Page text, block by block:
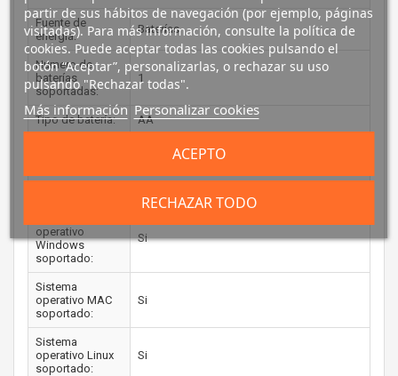
Fuente de
energía:
Baterías
Numero de
baterías
soportadas:
1
Tipo de batería: AA
12 mes(es)
operativo
Windows
soportado:
Si
Sistema
operativo MAC
soportado:
Si
Sistema
operativo Linux
soportado:
Si
partir de sus hábitos de navegación (por ejemplo, páginas
visitadas). Para más información, consulte la política de
cookies. Puede aceptar todas las cookies pulsando el
botón “Aceptar”, personalizarlas, o rechazar su uso
pulsando "Rechazar todas".
Más información Personalizar cookies
RECHAZAR TODO
ACEPTO